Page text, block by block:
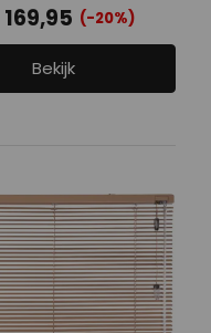
(-20%)
Bekijk